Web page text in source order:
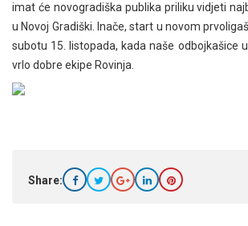
imat će novogradiška publika priliku vidjeti
u Novoj Gradiški. Inače, start u novom
subotu 15. listopada, kada naše odbojkašice
vrlo dobre ekipe Rovinja.
Share: